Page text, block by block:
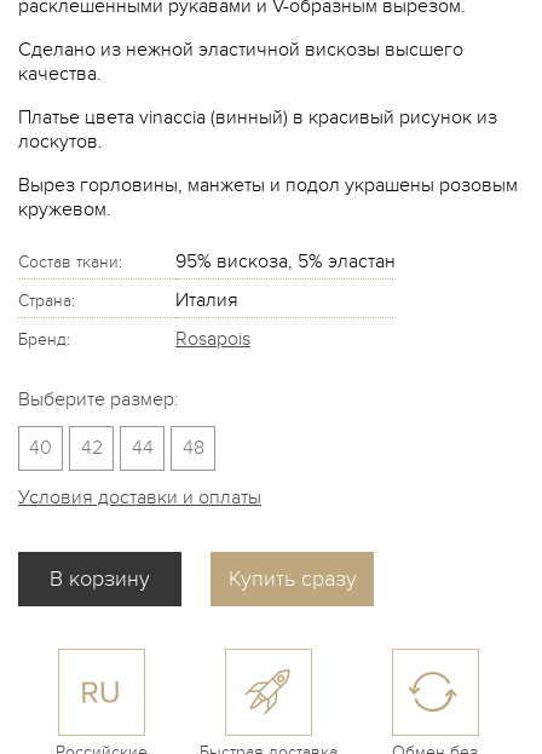
расклешенными рукавами и V-образным вырезом.
Сделано из нежной эластичной вискозы высшего
качества.
Платье цвета vinaccia (винный) в красивый рисунок из
лоскутов.
Вырез горловины, манжеты и подол украшены розовым
кружевом.
Состав ткани: 95% вискоза, 5% эластан
Страна: Италия
Бренд: Rosapois
Выберите размер:
40
42 44 48
Условия доставки и оплаты
Купить сразу